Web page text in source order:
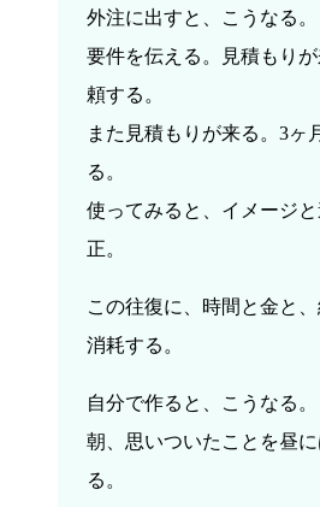
外注に出すと、こうなる。
要件を伝える。見積もり
頼する。
また見積もりが来る。3ヶ
る。
使ってみると、イメージ
正。
この往復に、時間と金と
消耗する。
自分で作ると、こうなる。
朝、思いついたことを昼
る。